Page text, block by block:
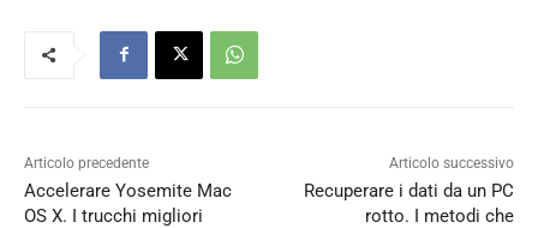
Articolo precedente
Accelerare Yosemite Mac
OS X. I trucchi migliori
Articolo successivo
Recuperare i dati da un PC
rotto. I metodi che